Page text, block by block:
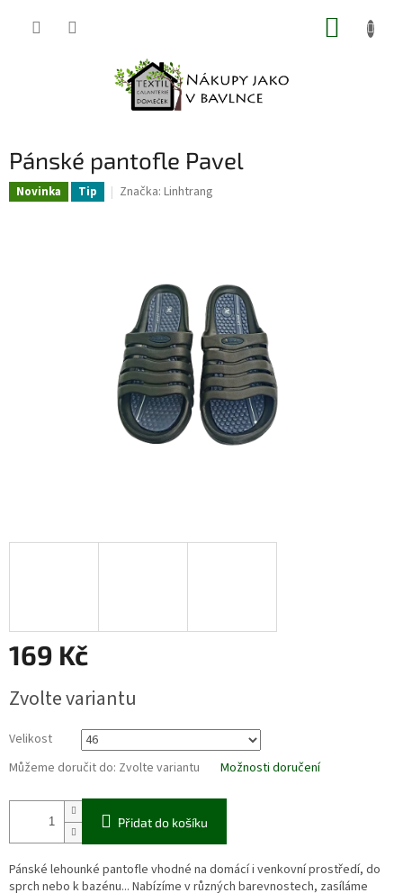
Pánské pantofle Pavel
Novinka Tip Značka: Linhtrang
169 Kč
cena:
Zvolte variantu
Velikost
Můžeme doručit do: Zvolte variantu Možnosti doručení
Přidat do košíku
Pánské lehounké pantofle vhodné na domácí i venkovní prostředí, do
sprch nebo k bazénu... Nabízíme v různých barevnostech, zasíláme